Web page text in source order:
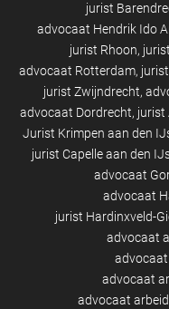
jurist
advocaat Hendrik Ido
jurist Rhoon
advocaat Rotterdam
jurist Zwijndrecht
advocaat Dordrecht jurist
Jurist Krimpen aan den
jurist Capelle aan den
advocaat
advocaat
jurist Hardinxveld-
advocaat
advocaat
advocaat